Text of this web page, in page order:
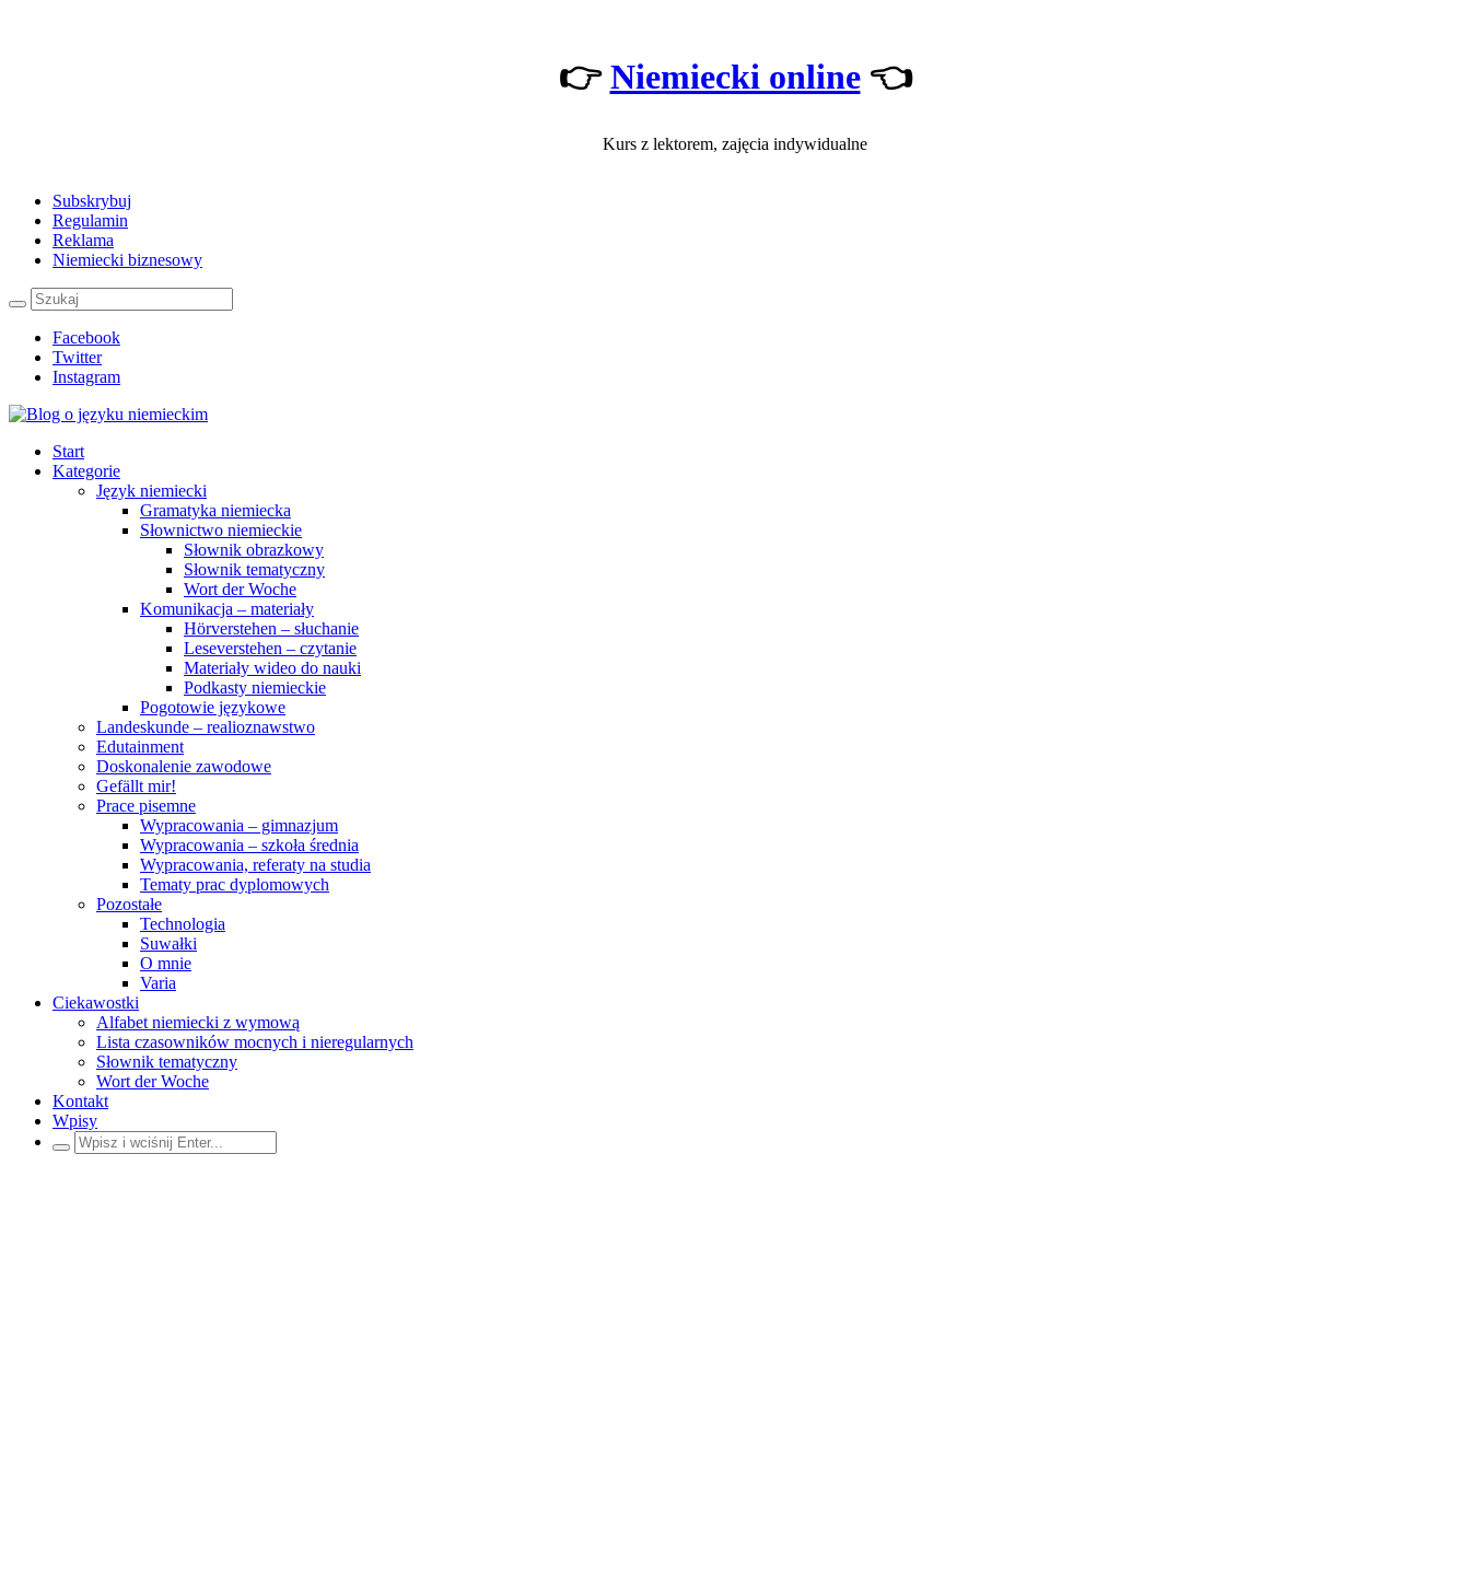
👉Niemiecki online👈
Kurs z lektorem, zajęcia indywidualne
Subskrybuj
Regulamin
Reklama
Niemiecki biznesowy
Facebook
Twitter
Instagram
Start
Kategorie
Język niemiecki
Gramatyka niemiecka
Słownictwo niemieckie
Słownik obrazkowy
Słownik tematyczny
Wort der Woche
Komunikacja – materiały
Hörverstehen – słuchanie
Leseverstehen – czytanie
Materiały wideo do nauki
Podkasty niemieckie
Pogotowie językowe
Landeskunde – realioznawstwo
Edutainment
Doskonalenie zawodowe
Gefällt mir!
Prace pisemne
Wypracowania – gimnazjum
Wypracowania – szkoła średnia
Wypracowania, referaty na studia
Tematy prac dyplomowych
Pozostałe
Technologia
Suwałki
O mnie
Varia
Ciekawostki
Alfabet niemiecki z wymową
Lista czasowników mocnych i nieregularnych
Słownik tematyczny
Wort der Woche
Kontakt
Wpisy